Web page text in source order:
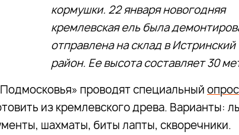
кормушки. 22 января новогодняя
кремлевская ель была
отправлена на склад в Истринский
район. Ее высота составляет 30
проводят специальный опрос
из кремлевского древа. Варианты:
шахматы, биты лапты, скворечники.